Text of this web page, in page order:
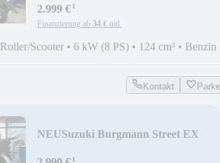
2.999 €¹
Finanzierung ab 34 € mtl.
Roller/Scooter • 6 kW (8 PS) • 124 cm³ • Benzin
Kontakt
NEUSuzuki Burgmann Street EX
¹